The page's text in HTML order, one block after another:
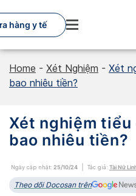
to
content
hàng y tế
Home - Xét Nghiệm - Xét
bao nhiêu tiền?
Xét nghiệm
bao nhiêu tiền?
Ngày cập nhật: 25/10/24 Tác giả: Tài Nữ
Theo dõi Docosan trên